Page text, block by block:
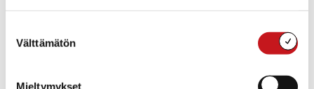
valinta
Välttämätön
Mieltymykset
Itä-Suomen päihdehuollon kuntayhtymän purkamista